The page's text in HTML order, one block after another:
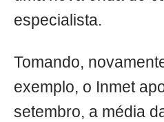
especialista.
Tomando,
exemplo, o Inmet
setembro, a média